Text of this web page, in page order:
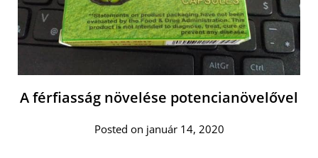
A férfiasság növelése potencianövelővel
Posted on január 14, 2020